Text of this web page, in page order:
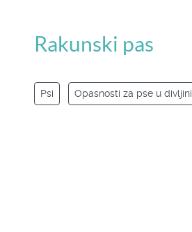
Rakunski pas
Psi Opasnosti za pse u divljini